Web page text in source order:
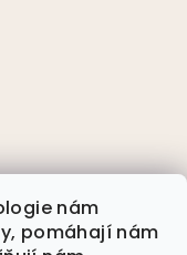
nám
pomáhají nám